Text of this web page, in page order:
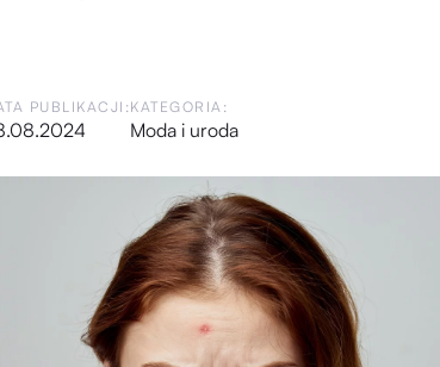
PUBLIKACJI:KATEGORIA:
Moda i uroda